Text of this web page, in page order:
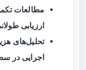
مطالعات
ارزیابی
تحلیل‌های
اجرایی در